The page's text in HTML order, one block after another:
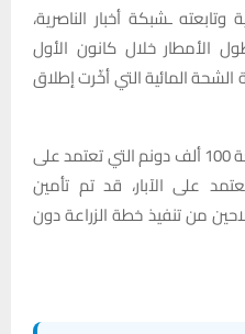
ـشبكة أخبار الناصرية،
الأمطار خلال كانون الأول
المائية التي أخّرت إطلاق
وأضافت أن الأراضي الزراعية البالغة 100 ألف دونم التي تعتمد على
و450 دونمًا تعتمد على الآبار، قد تم تأمين
من تنفيذ خطة الزراعة دون